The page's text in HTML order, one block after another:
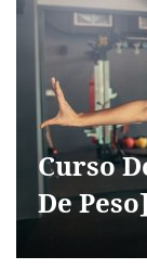
Curso
De Peso]